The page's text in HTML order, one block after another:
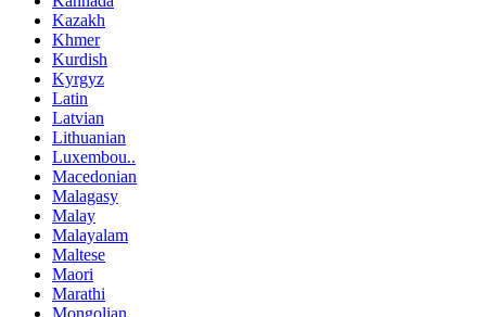
Kazakh
Khmer
Kurdish
Kyrgyz
Latin
Latvian
Lithuanian
Luxembou..
Macedonian
Malagasy
Malay
Malayalam
Maltese
Maori
Marathi
Mongolian